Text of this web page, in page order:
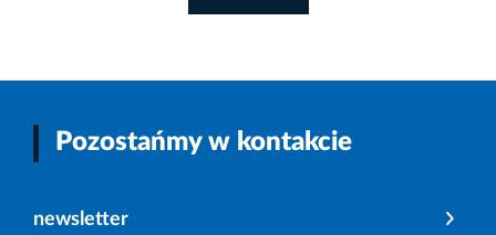
Pozostańmy w kontakcie
newsletter